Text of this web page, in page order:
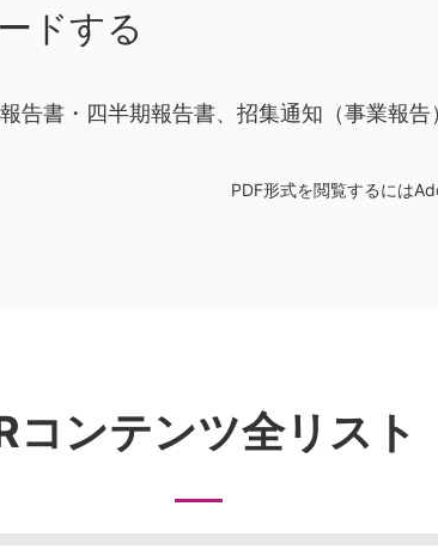
ドする
告書・四半期報告書、招集通知（事業報
PDF形式を閲覧するには
コンテンツ全リスト